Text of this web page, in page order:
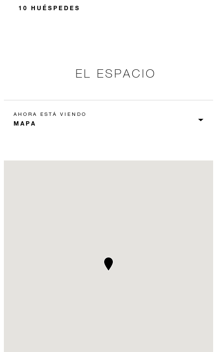
10 HUÉSPEDES
EL ESPACIO
AHORA ESTÁ VIENDO